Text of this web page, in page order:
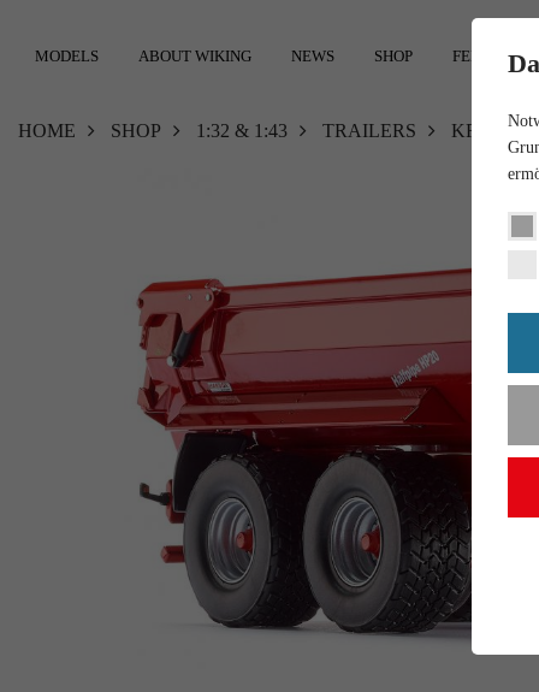
MODELS ABOUT WIKING NEWS SHOP FEEDBACK
HOME SHOP 1:32 & 1:43 TRAILERS KRAMPE